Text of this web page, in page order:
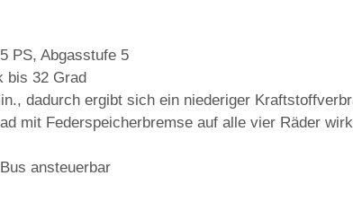
PS, Abgasstufe 5
bis 32 Grad
dadurch ergibt sich ein niederiger
mit Federspeicherbremse auf alle vier Räder
ansteuerbar